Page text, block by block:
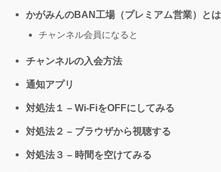
かがみんのBAN工場（プレミアム営業）とは
チャンネル会員になると
チャンネルの入会方法
通知アプリ
対処法１ – Wi-FiをOFFにしてみる
対処法２ – ブラウザから視聴する
対処法３ – 時間を空けてみる